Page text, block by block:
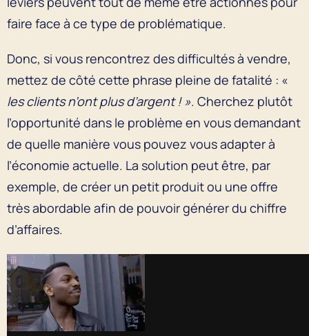
faire face à ce type de problématique.
Donc, si vous rencontrez des difficultés à vendre,
mettez de côté cette phrase pleine de fatalité : «
les clients n’ont plus d’argent ! ». Cherchez plutôt
l’opportunité dans le problème en vous demandant
de quelle manière vous pouvez vous adapter à
l’économie actuelle. La solution peut être, par
exemple, de créer un petit produit ou une offre
très abordable afin de pouvoir générer du chiffre
d’affaires.